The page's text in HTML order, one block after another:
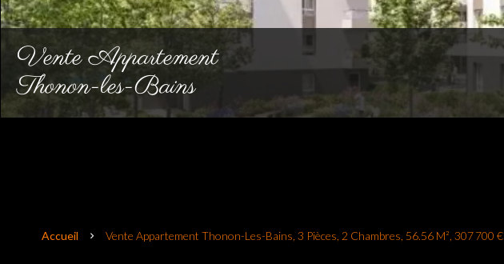
Vente Appartement
Thonon-les-Bains
Accueil Vente Appartement Thonon-Les-Bains, 3 Pièces, 2 Chambres, 56.56 M², 307 700 €